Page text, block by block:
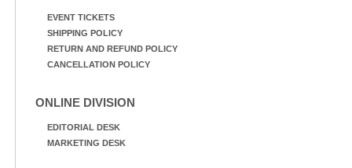
EVENT TICKETS
SHIPPING POLICY
RETURN AND REFUND POLICY
CANCELLATION POLICY
ONLINE DIVISION
EDITORIAL DESK
MARKETING DESK